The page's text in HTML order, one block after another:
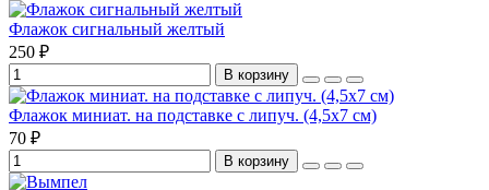
Флажок сигнальный желтый
250 ₽
В корзину
Флажок миниат. на подставке с липуч. (4,5х7 см)
70 ₽
В корзину